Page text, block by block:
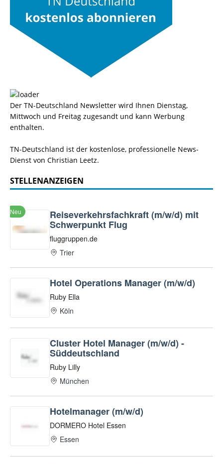
Der TN-Deutschland Newsletter wird Ihnen Dienstag,
Mittwoch und Freitag zugesandt und kann Werbung
enthalten.
TN-Deutschland ist der kostenlose, professionelle News-
Dienst von Christian Leetz.
STELLENANZEIGEN